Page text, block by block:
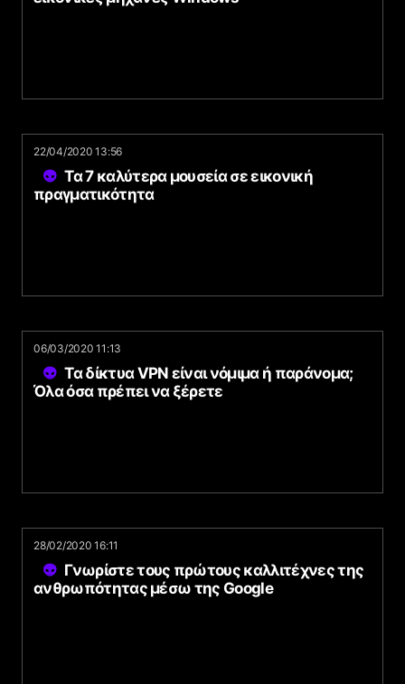
22/04/2020 13:56
Τα 7 καλύτερα μουσεία σε εικονική
πραγματικότητα
06/03/2020 11:13
Τα δίκτυα VPN είναι νόμιμα ή παράνομα;
Όλα όσα πρέπει να ξέρετε
28/02/2020 16:11
Γνωρίστε τους πρώτους καλλιτέχνες της
ανθρωπότητας μέσω της Google